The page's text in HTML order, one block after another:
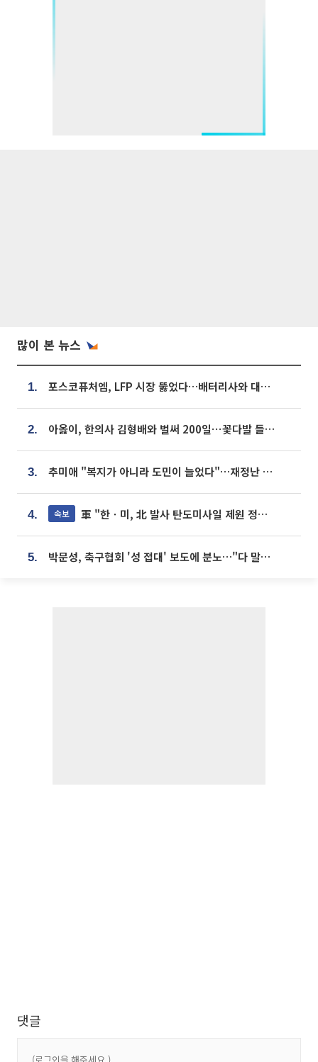
많이 본 뉴스
1. 포스코퓨처엠, LFP 시장 뚫었다…배터리사와 대규모 장기 공급 합의
2. 아옳이, 한의사 김형배와 벌써 200일⋯꽃다발 들고 "프러포즈 아냐"
3. 추미애 "복지가 아니라 도민이 늘었다"…재정난 책임론 정면돌파
4. 속보 軍 "한ㆍ미, 北 발사 탄도미사일 제원 정밀분석 중"
5. 박문성, 축구협회 '성 접대' 보도에 분노…"다 말아먹으려고 작정했나"
댓글